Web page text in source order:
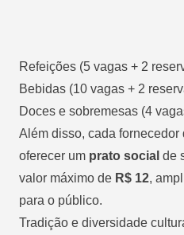
Refeições (5 vagas + 2
Bebidas (10 vagas + 2
Doces e sobremesas (4
Além disso, cada fornecedor
oferecer um prato social de
valor máximo de R$ 12,
para o público.
Tradição e diversidade